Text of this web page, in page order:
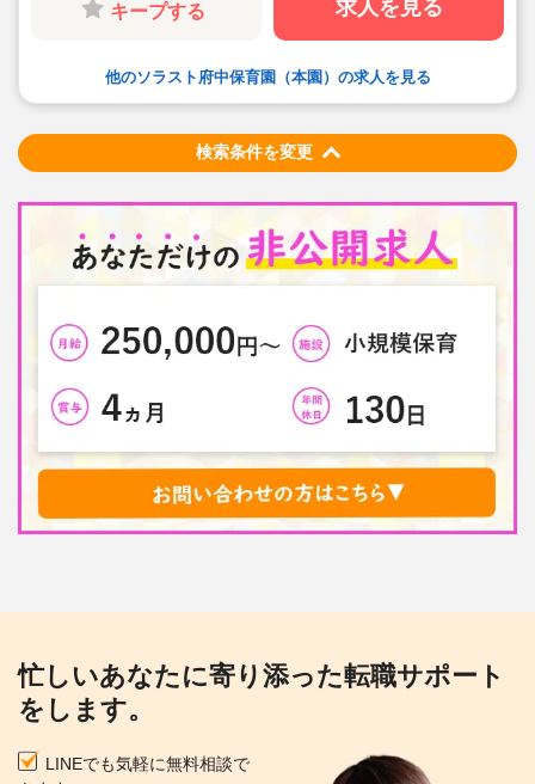
キープする 求人を見る
他のソラスト府中保育園（本園）の求人を見る
検索条件を変更
忙しいあなたに寄り添った転職サポート
をします。
LINEでも気軽に無料相談で